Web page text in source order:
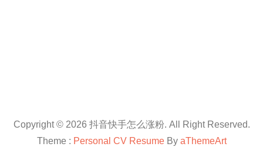
Copyright © 2026 抖音快手怎么涨粉. All Right Reserved.
Theme : Personal CV ResumeBy aThemeArt